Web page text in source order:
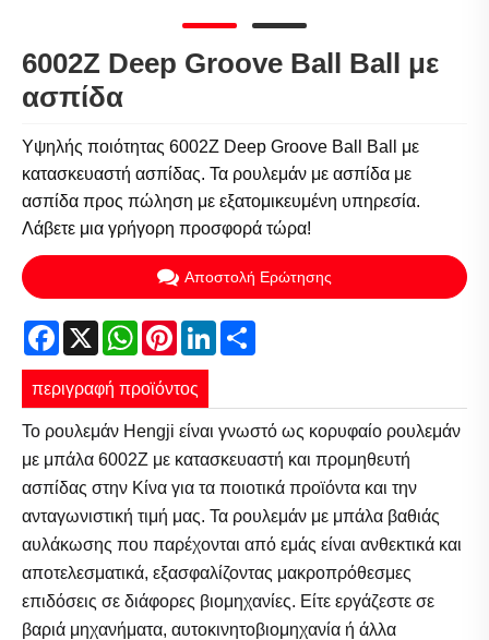
6002Z Deep Groove Ball Ball με
ασπίδα
Υψηλής ποιότητας 6002Z Deep Groove Ball Ball με
κατασκευαστή ασπίδας. Τα ρουλεμάν με ασπίδα με
ασπίδα προς πώληση με εξατομικευμένη υπηρεσία.
Λάβετε μια γρήγορη προσφορά τώρα!
Αποστολή Ερώτησης
Facebook
X WhatsApp
PinterestLinkedIn
περιγραφή προϊόντος
Το ρουλεμάν Hengji είναι γνωστό ως κορυφαίο ρουλεμάν
με μπάλα 6002Z με κατασκευαστή και προμηθευτή
ασπίδας στην Κίνα για τα ποιοτικά προϊόντα και την
ανταγωνιστική τιμή μας. Τα ρουλεμάν με μπάλα βαθιάς
αυλάκωσης που παρέχονται από εμάς είναι ανθεκτικά και
αποτελεσματικά, εξασφαλίζοντας μακροπρόθεσμες
επιδόσεις σε διάφορες βιομηχανίες. Είτε εργάζεστε σε
βαριά μηχανήματα, αυτοκινητοβιομηχανία ή άλλα